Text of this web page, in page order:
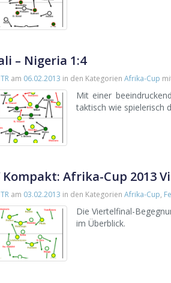
– Nigeria 1:4
TR am 06.02.2013 in den Kategorien Afrika-Cup
Mit einer
taktisch wie spielerisch
Kompakt: Afrika-Cup 2013
TR am 03.02.2013 in den Kategorien Afrika-Cup,
Die Viertelfinal-
im Überblick.